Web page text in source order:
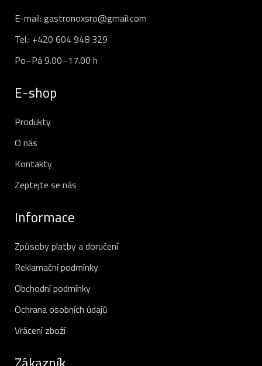
E-mail: gastronoxsro@gmail.com
Tel.: +420 604 948 329
Po–Pá 9.00–17.00 h
E-shop
Produkty
O nás
Kontakty
Zeptejte se nás
Informace
Způsoby platby a doručení
Reklamační podmínky
Obchodní podmínky
Ochrana osobních údajů
Vrácení zboží